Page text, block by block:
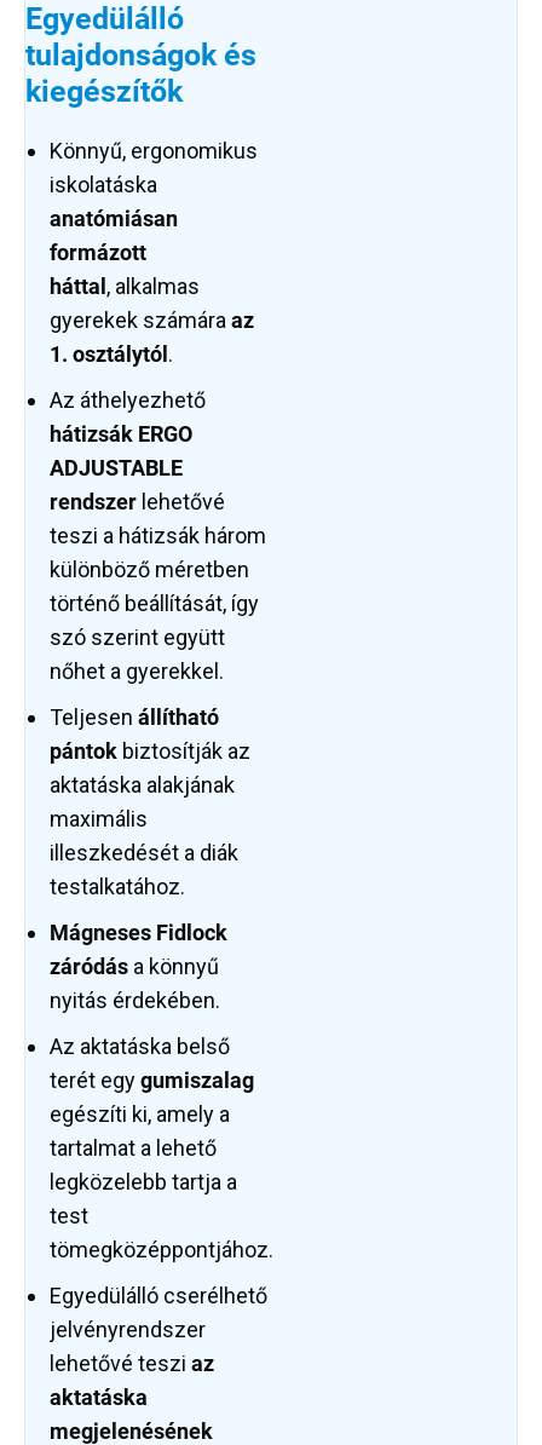
Egyedülálló
tulajdonságok és
kiegészítők
Könnyű, ergonomikus
iskolatáska
anatómiásan
formázott
háttal , alkalmas
gyerekek számáraaz
1. osztálytól .
Az áthelyezhető
hátizsák ERGO
ADJUSTABLE
rendszer lehetővé
teszi a hátizsák három
különböző méretben
történő beállítását, így
szó szerint együtt
nőhet a gyerekkel.
Teljesen állítható
pántok biztosítják az
aktatáska alakjának
maximális
illeszkedését a diák
testalkatához.
Mágneses Fidlock
záródás a könnyű
nyitás érdekében.
Az aktatáska belső
terét egygumiszalag
egészíti ki, amely a
tartalmat a lehető
legközelebb tartja a
test
tömegközéppontjához.
Egyedülálló cserélhető
jelvényrendszer
lehetővé teszi az
aktatáska
megjelenésének